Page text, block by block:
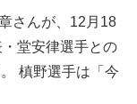
さんが、12月18
堂安律選手との
槙野選手は「今